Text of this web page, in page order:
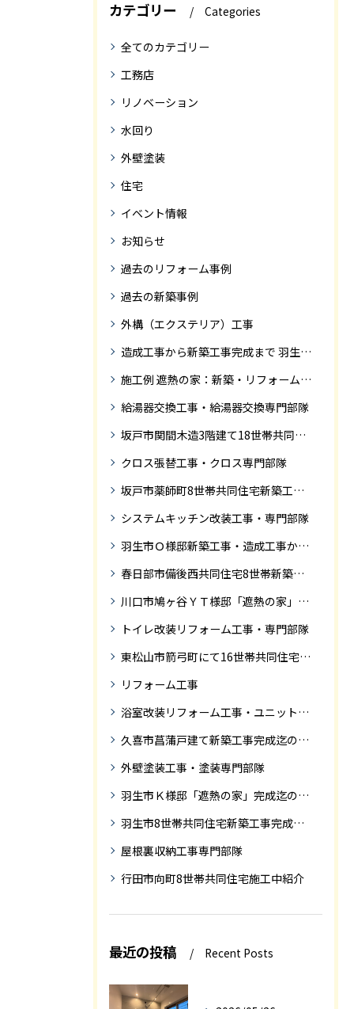
カテゴリー Categories
全てのカテゴリー
工務店
リノベーション
水回り
外壁塗装
住宅
イベント情報
お知らせ
過去のリフォーム事例
過去の新築事例
外構（エクステリア）工事
造成工事から新築工事完成まで 羽生市Ｓ様邸新築工事・
施工例 遮熱の家：新築・リフォーム ドローンにて空撮
給湯器交換工事・給湯器交換専門部隊
坂戸市関間木造3階建て18世帯共同住宅の完成迄紹介
クロス張替工事・クロス専門部隊
坂戸市薬師町8世帯共同住宅新築工事完成迄の紹介です
システムキッチン改装工事・専門部隊
羽生市Ｏ様邸新築工事・造成工事から住宅完成までの紹介
春日部市備後西共同住宅8世帯新築工事完成迄の紹介です。
川口市鳩ヶ谷ＹＴ様邸「遮熱の家」工事状況
トイレ改装リフォーム工事・専門部隊
東松山市箭弓町にて16世帯共同住宅新築工事完成迄の紹介です。
リフォーム工事
浴室改装リフォーム工事・ユニットバス専門部隊
久喜市菖蒲戸建て新築工事完成迄の紹介
外壁塗装工事・塗装専門部隊
羽生市Ｋ様邸「遮熱の家」完成迄の紹介です
羽生市8世帯共同住宅新築工事完成迄の紹介
屋根裏収納工事専門部隊
行田市向町8世帯共同住宅施工中紹介
最近の投稿 Recent Posts